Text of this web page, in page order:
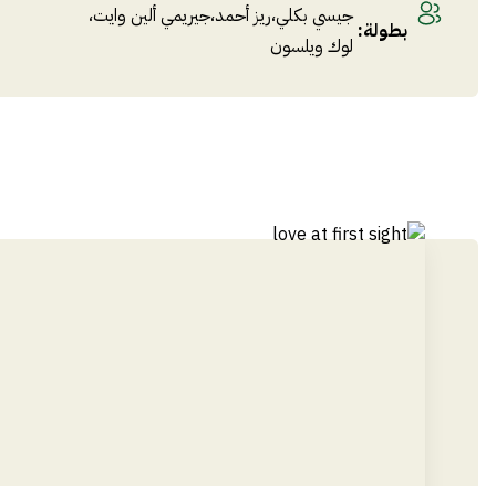
بطولة:
جيسي بكلي،ريز أحمد،جيريمي ألين وايت،
لوك ويلسون